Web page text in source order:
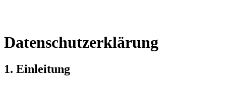
Datenschutzerklärung
1. Einleitung